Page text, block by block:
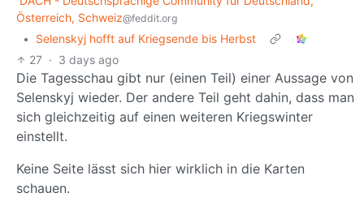
Österreich, Schweiz@feddit.org
•
Selenskyj hofft auf Kriegsende bis Herbst
27 · 3 days ago
Die Tagesschau gibt nur (einen Teil) einer Aussage von
Selenskyj wieder. Der andere Teil geht dahin, dass man
sich gleichzeitig auf einen weiteren Kriegswinter
einstellt.
Keine Seite lässt sich hier wirklich in die Karten
schauen.